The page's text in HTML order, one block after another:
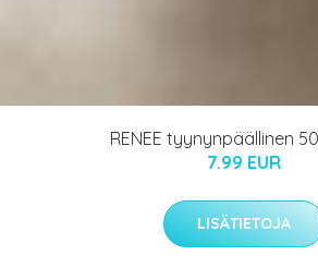
RENEE tyynynpäällinen
7.99 EUR
LISÄTIETOJA